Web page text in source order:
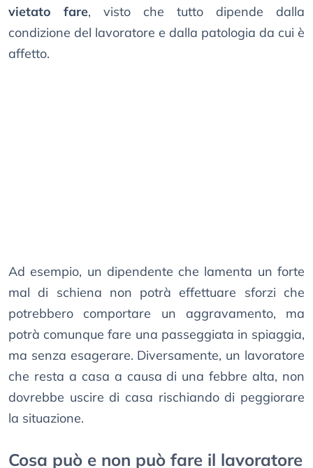
vietato fare, visto che tutto dipende dalla
condizione del lavoratore e dalla patologia da cui è
affetto.
Ad esempio, un dipendente che lamenta un forte
mal di schiena non potrà effettuare sforzi che
potrebbero comportare un aggravamento, ma
potrà comunque fare una passeggiata in spiaggia,
ma senza esagerare. Diversamente, un lavoratore
che resta a casa a causa di una febbre alta, non
dovrebbe uscire di casa rischiando di peggiorare
la situazione.
Cosa può e non può fare il lavoratore